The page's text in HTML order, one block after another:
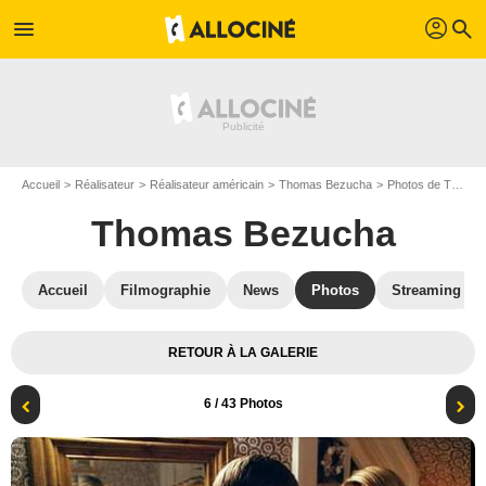
menu profil search
Accueil Réalisateur Réalisateur américain Thomas Bezucha Photos de Thomas Bezucha
Thomas Bezucha
Accueil Filmographie News Photos Streaming
RETOUR À LA GALERIE
6/ 43 Photos